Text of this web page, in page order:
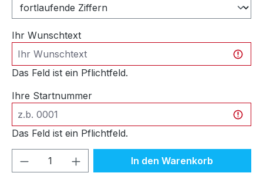
Ihr Wunschtext
Das Feld ist ein Pflichtfeld.
Ihre Startnummer
Das Feld ist ein Pflichtfeld.
Produkt Anzahl: Gib denIn den Warenkorb